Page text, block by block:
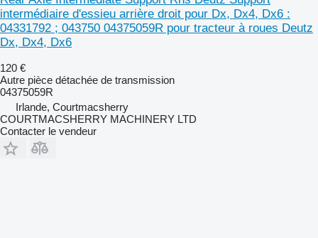
intermédiaire d'essieu arrière droit pour Dx, Dx4, Dx6 :
04331792 ; 043750 04375059R pour tracteur à roues Deutz
Dx, Dx4, Dx6
120 €
Autre pièce détachée de transmission
04375059R
Irlande, Courtmacsherry
COURTMACSHERRY MACHINERY LTD
Contacter le vendeur